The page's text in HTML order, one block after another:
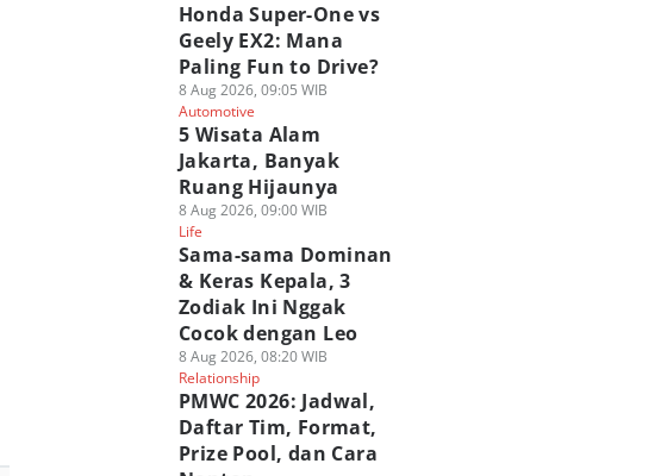
Honda Super-One vs
Geely EX2: Mana
Paling Fun to Drive?
8 Aug 2026, 09:05 WIB
Automotive
5 Wisata Alam
Jakarta, Banyak
Ruang Hijaunya
8 Aug 2026, 09:00 WIB
Life
Sama-sama Dominan
& Keras Kepala, 3
Zodiak Ini Nggak
Cocok dengan Leo
8 Aug 2026, 08:20 WIB
Relationship
PMWC 2026: Jadwal,
Daftar Tim, Format,
Prize Pool, dan Cara